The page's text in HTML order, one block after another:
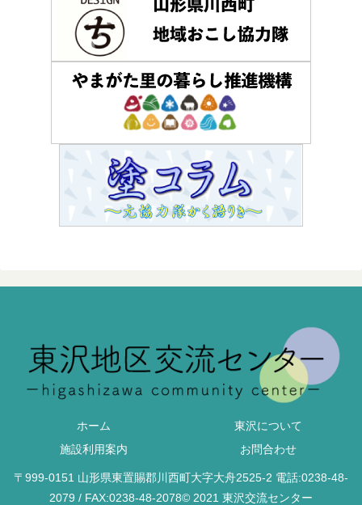
ホーム
東沢について
施設利用案内
お問合わせ
〒999-0151 山形県東置賜郡川西町大字大舟2525-2 電話:0238-48-
2079 / FAX:0238-48-2078© 2021 東沢交流センター